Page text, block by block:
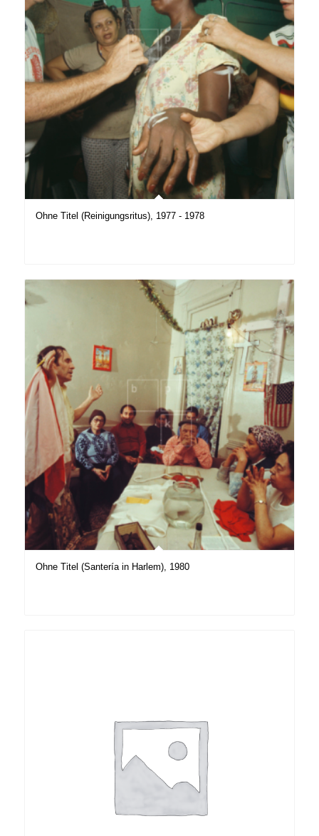
Ohne Titel (Reinigungsritus), 1977 - 1978
Ohne Titel (Santería in Harlem), 1980